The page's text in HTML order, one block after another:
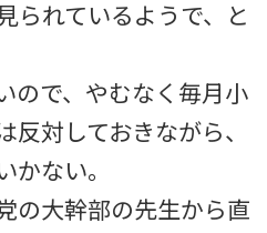
られているようで、と
ので、やむなく毎月小
対しておきながら、
かない。
の大幹部の先生から直